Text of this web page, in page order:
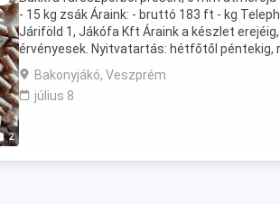
2
- 15 kg zsák Áraink: - bruttó 183 ft - kg
Járiföld 1, Jákófa Kft Áraink a készlet
érvényesek. Nyitvatartás: hétfőtől péntekig,
Telephelyünk.: ...
Bakonyjákó, Veszprém
július 8